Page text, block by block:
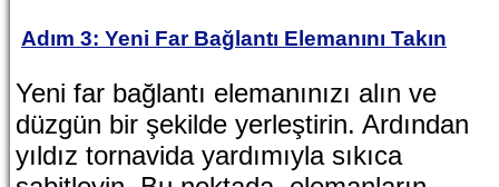
Adım 3: Yeni Far Bağlantı Elemanını Takın
Yeni far bağlantı elemanınızı alın ve
düzgün bir şekilde yerleştirin. Ardından
yıldız tornavida yardımıyla sıkıca